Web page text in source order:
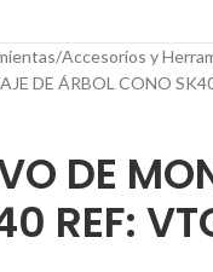
Accesorios y
DE ÁRBOL CONO
DE
REF: